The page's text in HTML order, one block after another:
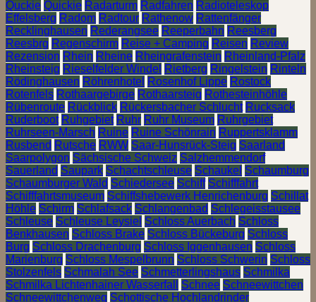
Quckie Quickie Radarturm Radfahren Radioteleskop
Effelsberg Radom Radtour Rathenow Rattenfänger
Recklinghausen Rederangsee Reeperbahn Reesberg
Reesbrg Regenschirm Reise + Camping Reisen Review
Rezension Rhein Rheine Rheingrafenstein Rheinland-Pfalz
Rheinsteig Rieselfelder Windel Rietberg Ringelstein Rinteln
Rödinghausen Röhrenhotel Rosenhof Lippe Rostock
Rotenfels Rothaargebirge Rothaarsteig Rothesteinhöhle
Rübenroute Rückblick Rückersbacher Schlucht Rucksack
Ruderboot Ruhgebiet Ruhr Ruhr Museum Ruhrgebiet
Ruhrseen-Marsch Ruine Ruine Schönrain Ruppertsklamm
Rusbend Rutsche RWW Saar-Hunsrück-Steig Saarland
Saarpolygon Sächsische Schweiz Salzhemmendorf
Sauerland Saupark Schachtschleuse Schaukel Schaumburg
Schaumburger Wald Schiedersee Schiff Schifffahrt
Schifffahrtsmuseum Schiffshebewerk Henrichenburg Schillat
Höhle Schirm Schlafsack Schlangenbad Schlegeisstausee
Schleuse Schleuse Leysiel Schloss Auerbach Schloss
Benkhausen Schloss Brake Schloss Bückeburg Schloss
Burg Schloss Drachenburg Schloss Iggenhausen Schloss
Marienburg Schloss Mespelbrunn Schloss Schwerin Schloss
Stolzenfels Schmalah See Schmetterlingshaus Schmilka
Schmilka Lichtenhainer Wasserfall
Schnee Schneewittchen
Schneewittchenweg Schottische Hochlandrinder